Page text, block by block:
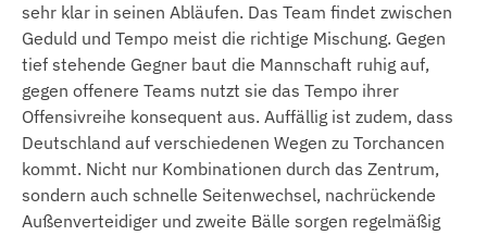
sehr klar in seinen Abläufen. Das Team findet zwischen
Geduld und Tempo meist die richtige Mischung. Gegen
tief stehende Gegner baut die Mannschaft ruhig auf,
gegen offenere Teams nutzt sie das Tempo ihrer
Offensivreihe konsequent aus. Auffällig ist zudem, dass
Deutschland auf verschiedenen Wegen zu Torchancen
kommt. Nicht nur Kombinationen durch das Zentrum,
sondern auch schnelle Seitenwechsel, nachrückende
Außenverteidiger und zweite Bälle sorgen regelmäßig